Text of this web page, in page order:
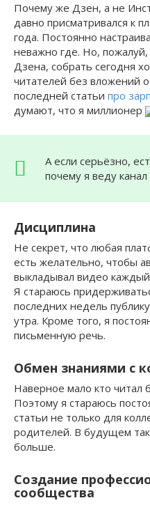
Почему же Дзен, а не
давно присматривался к
года. Постоянно
неважно где. Но,
Дзена, собрать сегодня
читателей без вложений
последней статьи про
думают, что я миллионер
А если серьёзно,
почему я веду
Дисциплина
Не секрет, что любая
есть желательно, чтобы
выкладывал видео
Я стараюсь
последних недель
утра. Кроме того, я
письменную речь.
Обмен знаниями с
Наверное мало кто читал
Поэтому я стараюсь
статьи не только для
родителей. В будущем
больше.
Создание
сообщества